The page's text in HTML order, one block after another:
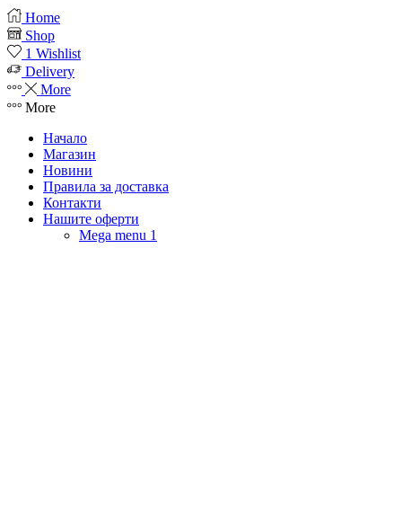
Home
Shop
1 Wishlist
Delivery
More
More
Начало
Магазин
Новини
Правила за доставка
Контакти
Нашите оферти
Mega menu 1